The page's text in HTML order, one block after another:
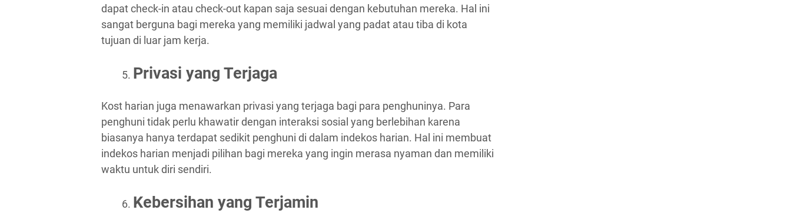
dapat check-in atau check-out kapan saja sesuai dengan kebutuhan mereka. Hal ini
sangat berguna bagi mereka yang memiliki jadwal yang padat atau tiba di kota
tujuan di luar jam kerja.
Privasi yang Terjaga
Kost harian juga menawarkan privasi yang terjaga bagi para penghuninya. Para
penghuni tidak perlu khawatir dengan interaksi sosial yang berlebihan karena
biasanya hanya terdapat sedikit penghuni di dalam indekos harian. Hal ini membuat
indekos harian menjadi pilihan bagi mereka yang ingin merasa nyaman dan memiliki
waktu untuk diri sendiri.
Kebersihan yang Terjamin